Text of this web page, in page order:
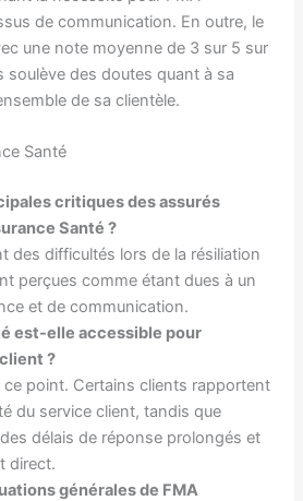
de communication. En outre, le
une note moyenne de 3 sur 5 sur
soulève des doutes quant à sa
de sa clientèle.
Santé
critiques des assurés
Santé ?
des difficultés lors de la résiliation
perçues comme étant dues à un
et de communication.
est-elle accessible pour
?
ce point. Certains clients rapportent
du service client, tandis que
délais de réponse prolongés et
direct.
générales de FMA